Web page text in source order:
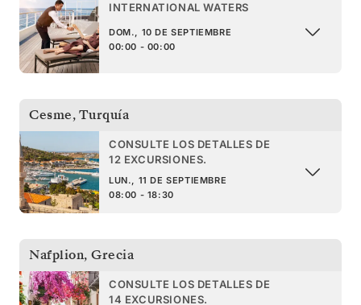
INTERNATIONAL WATERS
DOM., 10 DE SEPTIEMBRE
00:00 - 00:00
Cesme,Turquía
CONSULTE LOS DETALLES DE
12 EXCURSIONES.
LUN., 11 DE SEPTIEMBRE
08:00 - 18:30
Nafplion, Grecia
CONSULTE LOS DETALLES DE
14 EXCURSIONES.